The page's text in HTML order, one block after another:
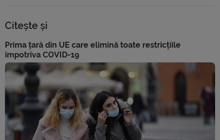
Citește și
Prima țară din UE care elimină toate restricțiile
împotriva COVID-19